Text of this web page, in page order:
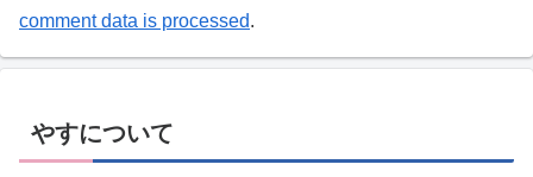
comment data is processed.
やすについて